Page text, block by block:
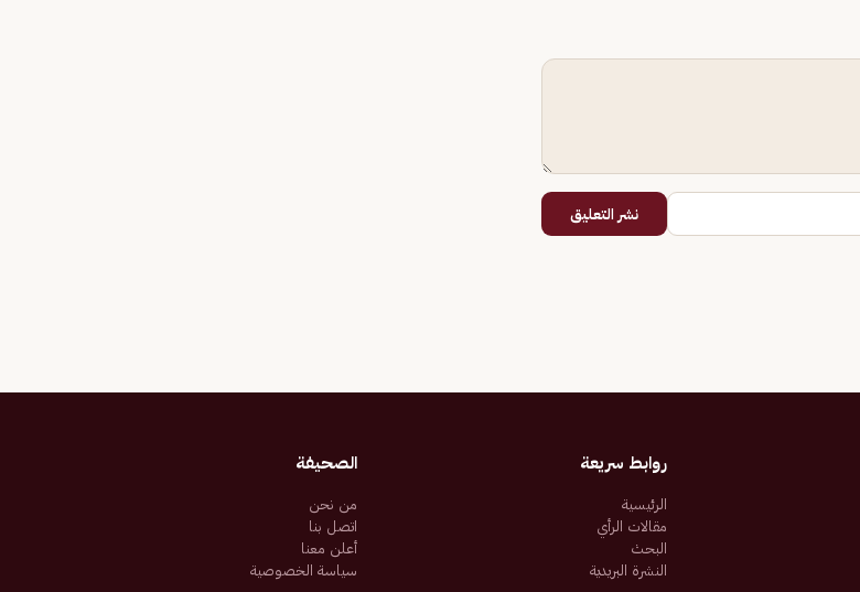
نشر التعليق
روابط سريعة
الرئيسية
مقالات الرأي
البحث
النشرة البريدية
الصحيفة
من نحن
اتصل بنا
أعلن معنا
سياسة الخصوصية